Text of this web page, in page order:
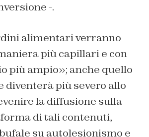
-.
alimentari verranno
più capillari e con
più ampio»; anche quello
diventerà più severo allo
la diffusione sulla
di tali contenuti,
su autolesionismo e